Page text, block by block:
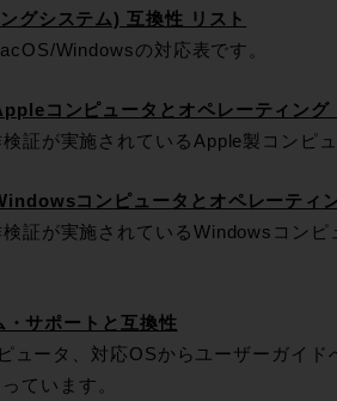
グシステム) 互換性 リスト
Windowsの対応表です。
コンピュータとオペレーティング
証が実施されているApple製コンピ
コンピュータとオペレーティ
証が実施されているWindowsコンピ
サポートと互換性
ュータ、対応OSからユーザーガイド
ています。